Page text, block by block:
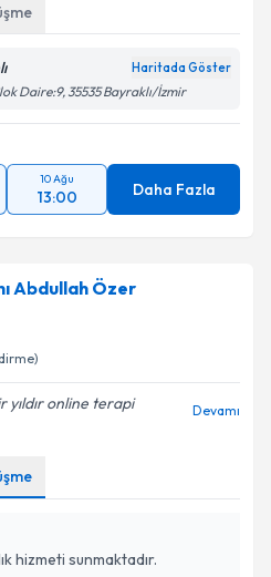
Haritada Göster
Daire:9, 35535 Bayraklı/İzmir
10 Ağu
13:00 Daha Fazla
Abdullah Özer
yıldır online terapi
Devamı
hizmeti sunmaktadır.